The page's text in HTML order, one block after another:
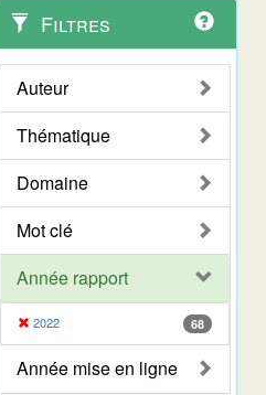
Filtres
Auteur
Thématique
Domaine
Mot clé
Année rapport
2022 68
Année mise en ligne